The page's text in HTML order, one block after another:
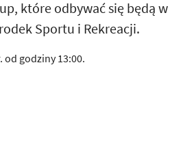
które odbywać się będą w
Sportu i Rekreacji.
od godziny 13:00.